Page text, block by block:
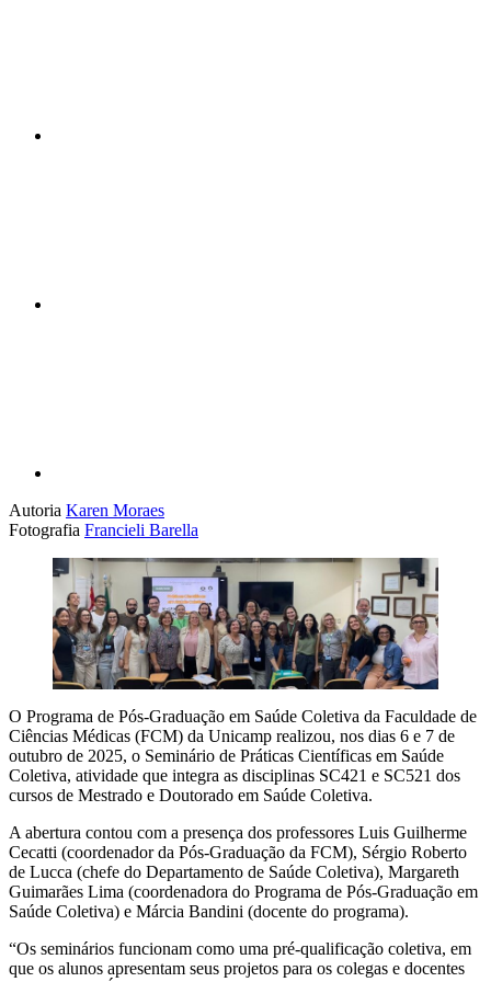
Autoria Karen Moraes
Fotografia Francieli Barella
O Programa de Pós-Graduação em Saúde Coletiva da Faculdade de
Ciências Médicas (FCM) da Unicamp realizou, nos dias 6 e 7 de
outubro de 2025, o Seminário de Práticas Científicas em Saúde
Coletiva, atividade que integra as disciplinas SC421 e SC521 dos
cursos de Mestrado e Doutorado em Saúde Coletiva.
A abertura contou com a presença dos professores Luis Guilherme
Cecatti (coordenador da Pós-Graduação da FCM), Sérgio Roberto
de Lucca (chefe do Departamento de Saúde Coletiva), Margareth
Guimarães Lima (coordenadora do Programa de Pós-Graduação em
Saúde Coletiva) e Márcia Bandini (docente do programa).
“Os seminários funcionam como uma pré-qualificação coletiva, em
que os alunos apresentam seus projetos para os colegas e docentes